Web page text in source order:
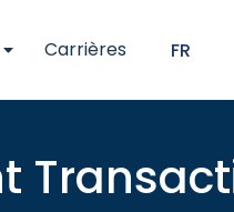
Carrières FR